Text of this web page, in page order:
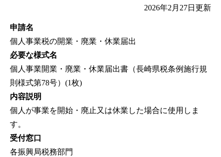
2026年2月27日 更新
申請名
個人事業税の開業・廃業・休業届出
必要な様式名
個人事業開業・廃業・休業届出書（長崎県税条例施行規
則様式第78号）(1枚)
内容説明
個人が事業を開始・廃止又は休業した場合に使用しま
す。
受付窓口
各振興局税務部門